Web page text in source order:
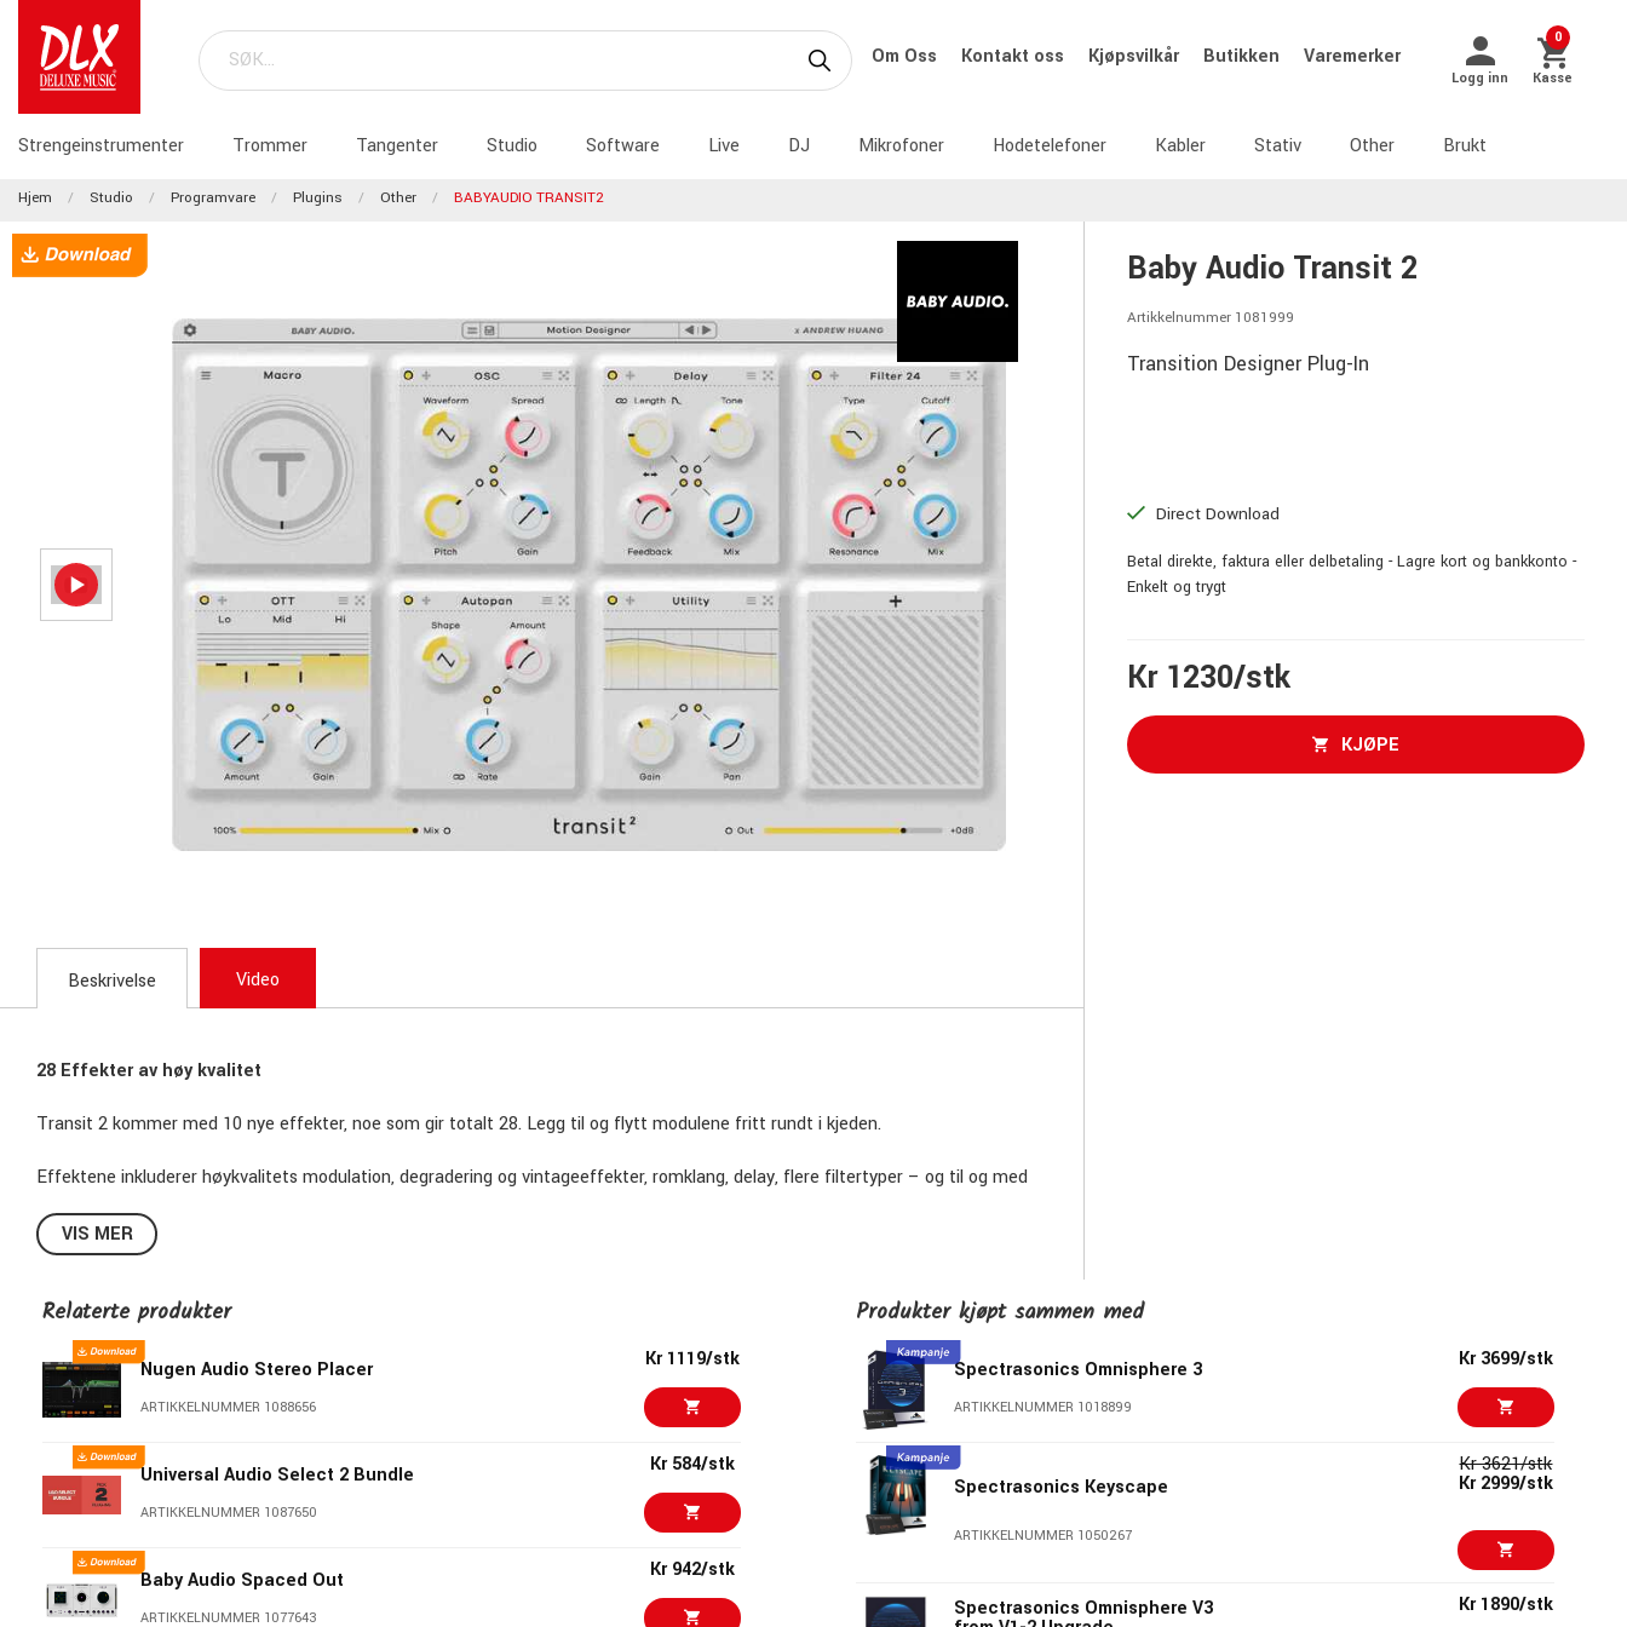
Om Oss Kontakt oss Kjøpsvilkår Butikken Varemerker
Logg inn
0
Kasse
Strengeinstrumenter Trommer Tangenter Studio Software Live DJ Mikrofoner Hodetelefoner Kabler Stativ Other Brukt
Hjem Studio Programvare Plugins Other BABYAUDIO TRANSIT2
Baby Audio Transit 2
Artikkelnummer 1081999
Transition Designer Plug-In
Direct Download
Betal direkte, faktura eller delbetaling - Lagre kort og bankkonto -
Enkelt og trygt
Kr 1230/stk
KJØPE
Beskrivelse Video
28 Effekter av høy kvalitet
Transit 2 kommer med 10 nye effekter, noe som gir totalt 28. Legg til og flytt modulene fritt rundt i kjeden.
Effektene inkluderer høykvalitets modulation, degradering og vintageeffekter, romklang, delay, flere filtertyper – og til og med
Hver effektparameter kan enten være statisk eller koblet til bevegelses-makroen. Bruk hellingskontrollen for å gi
KOMPATIBILITET
Plugin-formater: VST, VST3, AU, AAX (64-bit).
Støttede plattformer: Mac OS 10.11 og nyere (inkludert Native Apple Silicon M1/M2-kompatibilitet). PC Windows 10 og
nyere.
DAWs støttet: Alle større DAWs, inkludert Ableton Live, Pro Tools, Logic Pro, FL Studio, Cubase, Studio One, Bitwig, Reaper,
Reason osv.
VIS MER
Relaterte produkter
Nugen Audio Stereo Placer
ARTIKKELNUMMER 1088656
Kr 1119/stk
Universal Audio Select 2 Bundle
ARTIKKELNUMMER 1087650
Kr 584/stk
Baby Audio Spaced Out
ARTIKKELNUMMER 1077643
Kr 942/stk
Produkter kjøpt sammen med
Spectrasonics Omnisphere 3
ARTIKKELNUMMER 1018899
Kr 3699/stk
Spectrasonics Keyscape
ARTIKKELNUMMER 1050267
Kr 3621/stk
Kr 2999/stk
Spectrasonics Omnisphere V3 Kr 1890/stk